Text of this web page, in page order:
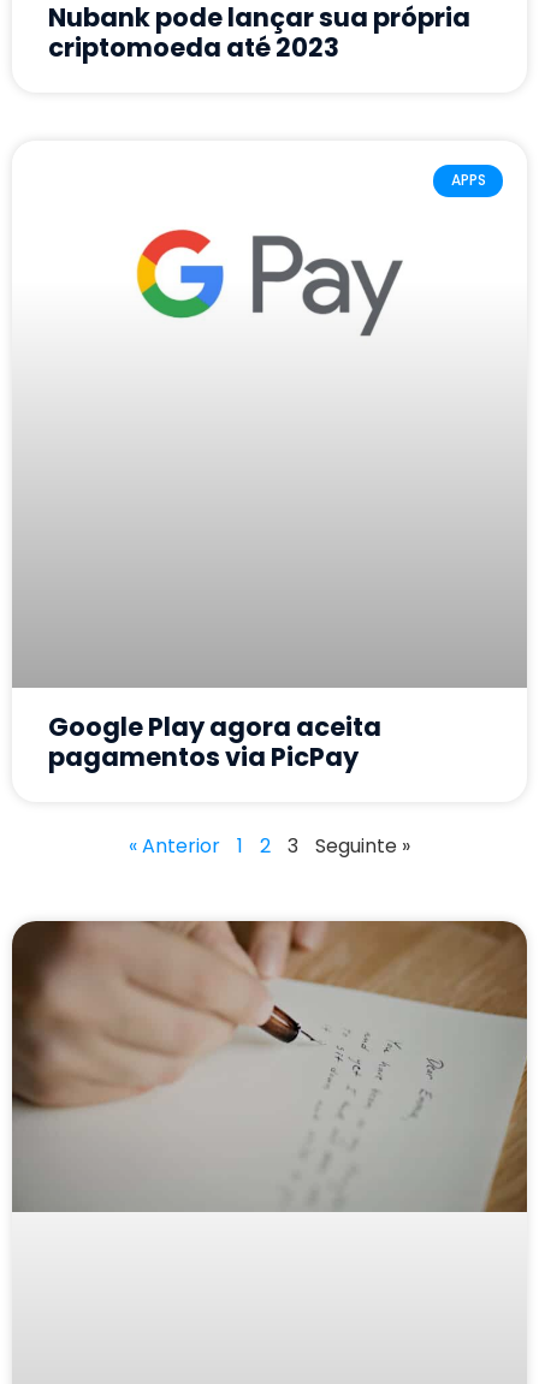
Nubank pode lançar sua própria
criptomoeda até 2023
APPS
Google Play agora aceita
pagamentos via PicPay
« Anterior 1 2 3 Seguinte »